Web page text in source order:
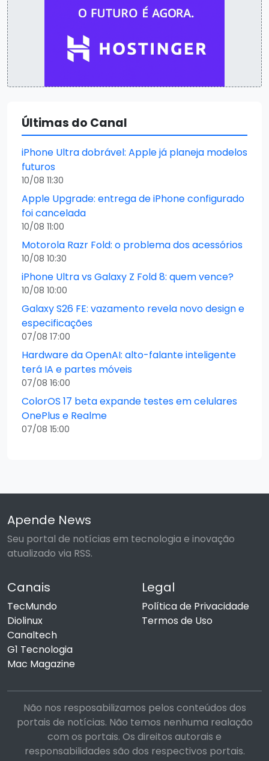
Últimas do Canal
iPhone Ultra dobrável: Apple já planeja modelos
futuros
10/08 11:30
Apple Upgrade: entrega de iPhone configurado
foi cancelada
10/08 11:00
Motorola Razr Fold: o problema dos acessórios
10/08 10:30
iPhone Ultra vs Galaxy Z Fold 8: quem vence?
10/08 10:00
Galaxy S26 FE: vazamento revela novo design e
especificações
07/08 17:00
Hardware da OpenAI: alto-falante inteligente
terá IA e partes móveis
07/08 16:00
ColorOS 17 beta expande testes em celulares
OnePlus e Realme
07/08 15:00
Apende News
Seu portal de notícias em tecnologia e inovação
atualizado via RSS.
Canais
TecMundo
Diolinux
Canaltech
G1 Tecnologia
Mac Magazine
Legal
Política de Privacidade
Termos de Uso
Não nos resposabilizamos pelos conteúdos dos
portais de notícias. Não temos nenhuma realação
com os portais. Os direitos autorais e
responsabilidades são dos respectivos portais.